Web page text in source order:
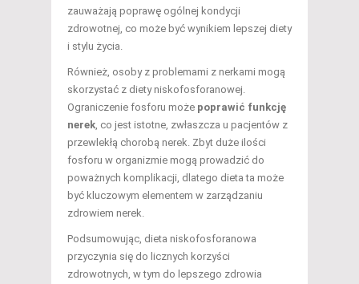
zauważają poprawę ogólnej kondycji
zdrowotnej, co może być wynikiem lepszej diety
i stylu życia.
Również, osoby z problemami z nerkami mogą
skorzystać z diety niskofosforanowej.
Ograniczenie fosforu może poprawić funkcję
nerek , co jest istotne, zwłaszcza u pacjentów z
przewlekłą chorobą nerek. Zbyt duże ilości
fosforu w organizmie mogą prowadzić do
poważnych komplikacji, dlatego dieta ta może
być kluczowym elementem w zarządzaniu
zdrowiem nerek.
Podsumowując, dieta niskofosforanowa
przyczynia się do licznych korzyści
zdrowotnych, w tym do lepszego zdrowia